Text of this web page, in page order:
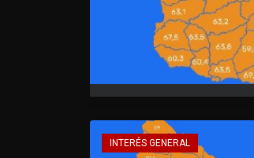
INTERÉS GENERAL